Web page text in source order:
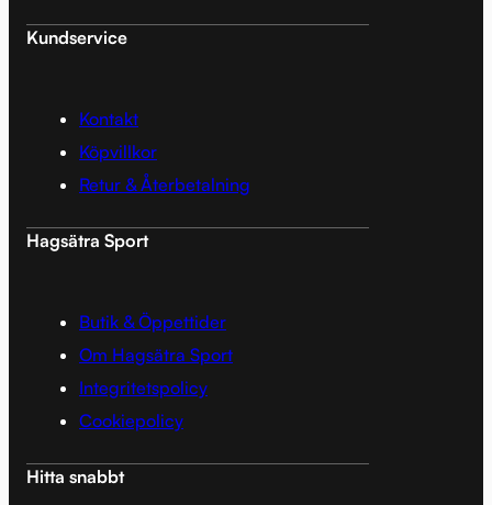
Kundservice
Kontakt
Köpvillkor
Retur & Återbetalning
Hagsätra Sport
Butik & Öppettider
Om Hagsätra Sport
Integritetspolicy
Cookiepolicy
Hitta snabbt